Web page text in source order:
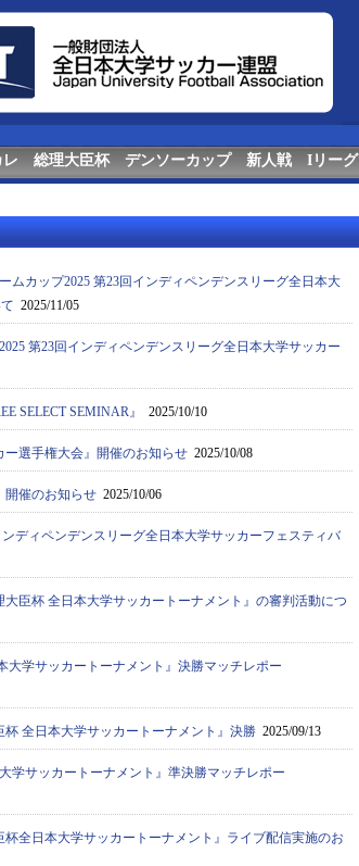
レ 総理大臣杯 デンソーカップ 新人戦 Iリーグ
ムカップ2025 第23回インディペンデンスリーグ全日本大
2025/11/05
第23回インディペンデンスリーグ全日本大学サッカー
SELECT SEMINAR』 2025/10/10
ー選手権大会』開催のお知らせ 2025/10/08
開催のお知らせ 2025/10/06
ンディペンデンスリーグ全日本大学サッカーフェスティバ
大臣杯 全日本大学サッカートーナメント』の審判活動につ
大学サッカートーナメント』決勝マッチレポー
杯 全日本大学サッカートーナメント』決勝 2025/09/13
学サッカートーナメント』準決勝マッチレポー
杯全日本大学サッカートーナメント』ライブ配信実施のお